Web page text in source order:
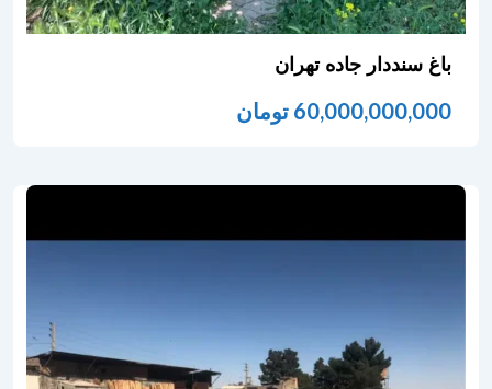
باغ سنددار جاده تهران
60,000,000,000 تومان